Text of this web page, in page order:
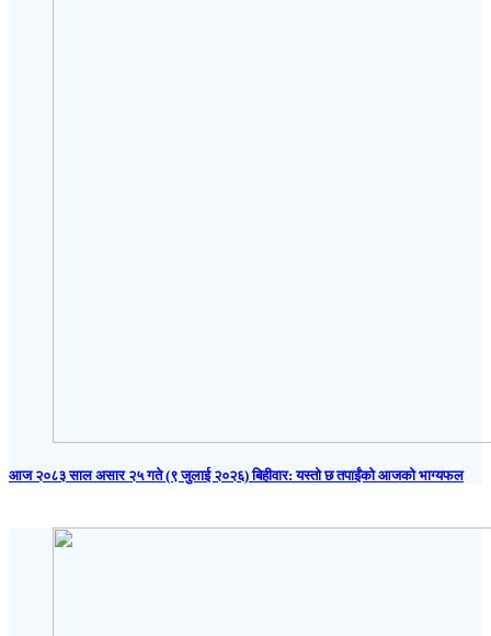
आज २०८३ साल असार २५ गते (९ जुलाई २०२६) बिहीवार: यस्तो छ तपाईंको आजको भाग्यफल